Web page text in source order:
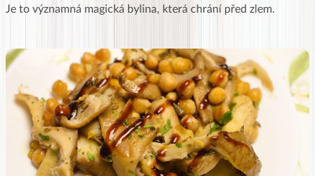
Je to významná magická bylina, která chrání před zlem.